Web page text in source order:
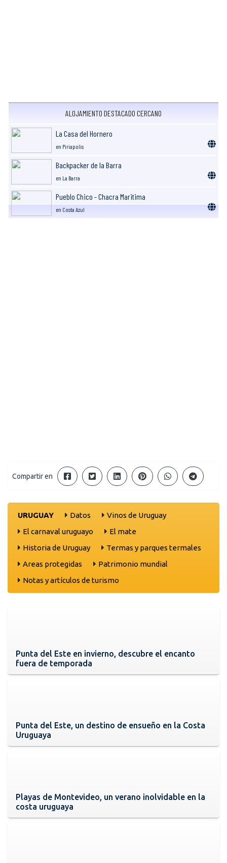
ALOJAMIENTO DESTACADO CERCANO
La Casa del Hornero
en Piriapolis
Backpacker de la Barra
en La Barra
Pueblo Chico - Chacra Maritima
en Costa Azul
Compartir en
URUGUAY Datos
Vinos de Uruguay
El carnaval uruguayo
El mate
Historia de Uruguay
Termas y parques termales
Areas protegidas
Patrimonio mundial
Notas y artículos de turismo
Punta del Este en invierno, descubre el encanto
fuera de temporada
Punta del Este, un destino de ensueño en la Costa
Uruguaya
Playas de Montevideo, un verano inolvidable en la
costa uruguaya